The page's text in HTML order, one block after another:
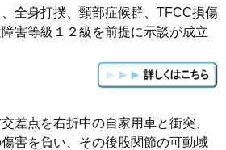
全身打撲、頸部症候群、TFCC損傷
害等級１２級を前提に示談が成立
差点を右折中の自家用車と衝突、
害を負い、その後股関節の可動域